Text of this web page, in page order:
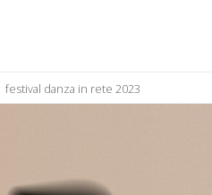
festival danza in rete 2023